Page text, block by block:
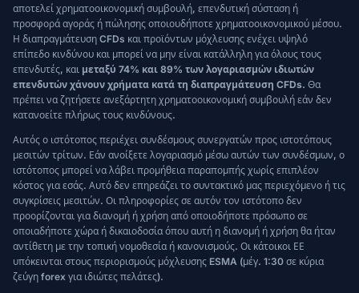
αποτελεί χρηματοοικονομική συμβουλή, επενδυτική σύσταση ή
προσφορά αγοράς ή πώλησης οποιουδήποτε χρηματοοικονομικού μέσου.
Η διαπραγμάτευση CFDs και προϊόντων μόχλευσης ενέχει υψηλό
επίπεδο κινδύνου και μπορεί να μην είναι κατάλληλη για όλους τους
επενδυτές, και μεταξύ 74% και 89% των λογαριασμών ιδιωτών
επενδυτών χάνουν χρήματα κατά τη διαπραγμάτευση CFDs. Θα
πρέπει να ζητήσετε ανεξάρτητη χρηματοοικονομική συμβουλή εάν δεν
κατανοείτε πλήρως τους κινδύνους.
Αυτός ο ιστότοπος περιέχει συνδέσμους συνεργατών προς ιστοτόπους
μεσιτών τρίτων. Εάν ανοίξετε λογαριασμό μέσω αυτών των συνδέσμων, ο
ιστότοπος μπορεί να λάβει προμήθεια παραπομπής χωρίς επιπλέον
κόστος για εσάς. Αυτό δεν επηρεάζει το συντακτικό μας περιεχόμενο ή τις
συγκρίσεις μεσιτών. Οι πληροφορίες σε αυτόν τον ιστότοπο δεν
προορίζονται για διανομή ή χρήση από οποιοδήποτε πρόσωπο σε
οποιαδήποτε χώρα ή δικαιοδοσία όπου αυτή η διανομή ή χρήση θα ήταν
αντίθετη με την τοπική νομοθεσία ή κανονισμούς. Οι κάτοικοι ΕΕ
υπόκεινται στους περιορισμούς μόχλευσης ESMA (μέγ. 1:30 σε κύρια
ζεύγη forex για ιδιώτες πελάτες).